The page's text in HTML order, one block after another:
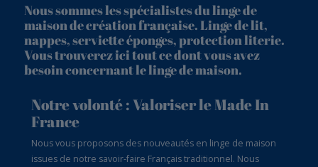
Nous sommes les spécialistes du linge de
maison de création française. Linge de lit,
nappes, serviette éponges, protection literie.
Vous trouverez ici tout ce dont vous avez
besoin concernant le linge de maison.
Notre volonté : Valoriser le Made In
France
Nous vous proposons des nouveautés en linge de maison
issues de notre savoir-faire Français traditionnel. Nous